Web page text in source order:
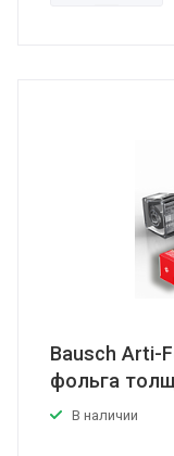
Bausch Arti-
фольга
В наличии